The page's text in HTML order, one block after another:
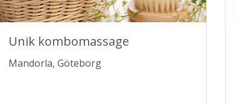
Unik kombomassage
Mandorla, Göteborg